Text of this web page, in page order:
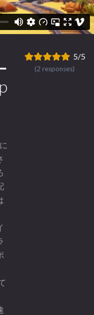
5/5
(2 responses)